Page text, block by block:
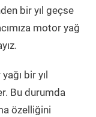
bir yıl geçse
motor yağ
bir yıl
Bu durumda
özelliğini